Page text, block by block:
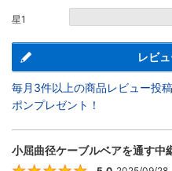
星1
レビ
毎月3件以上の商品レビュー投
ポンプレゼント！
小屈曲径ケーブルベアを通す中